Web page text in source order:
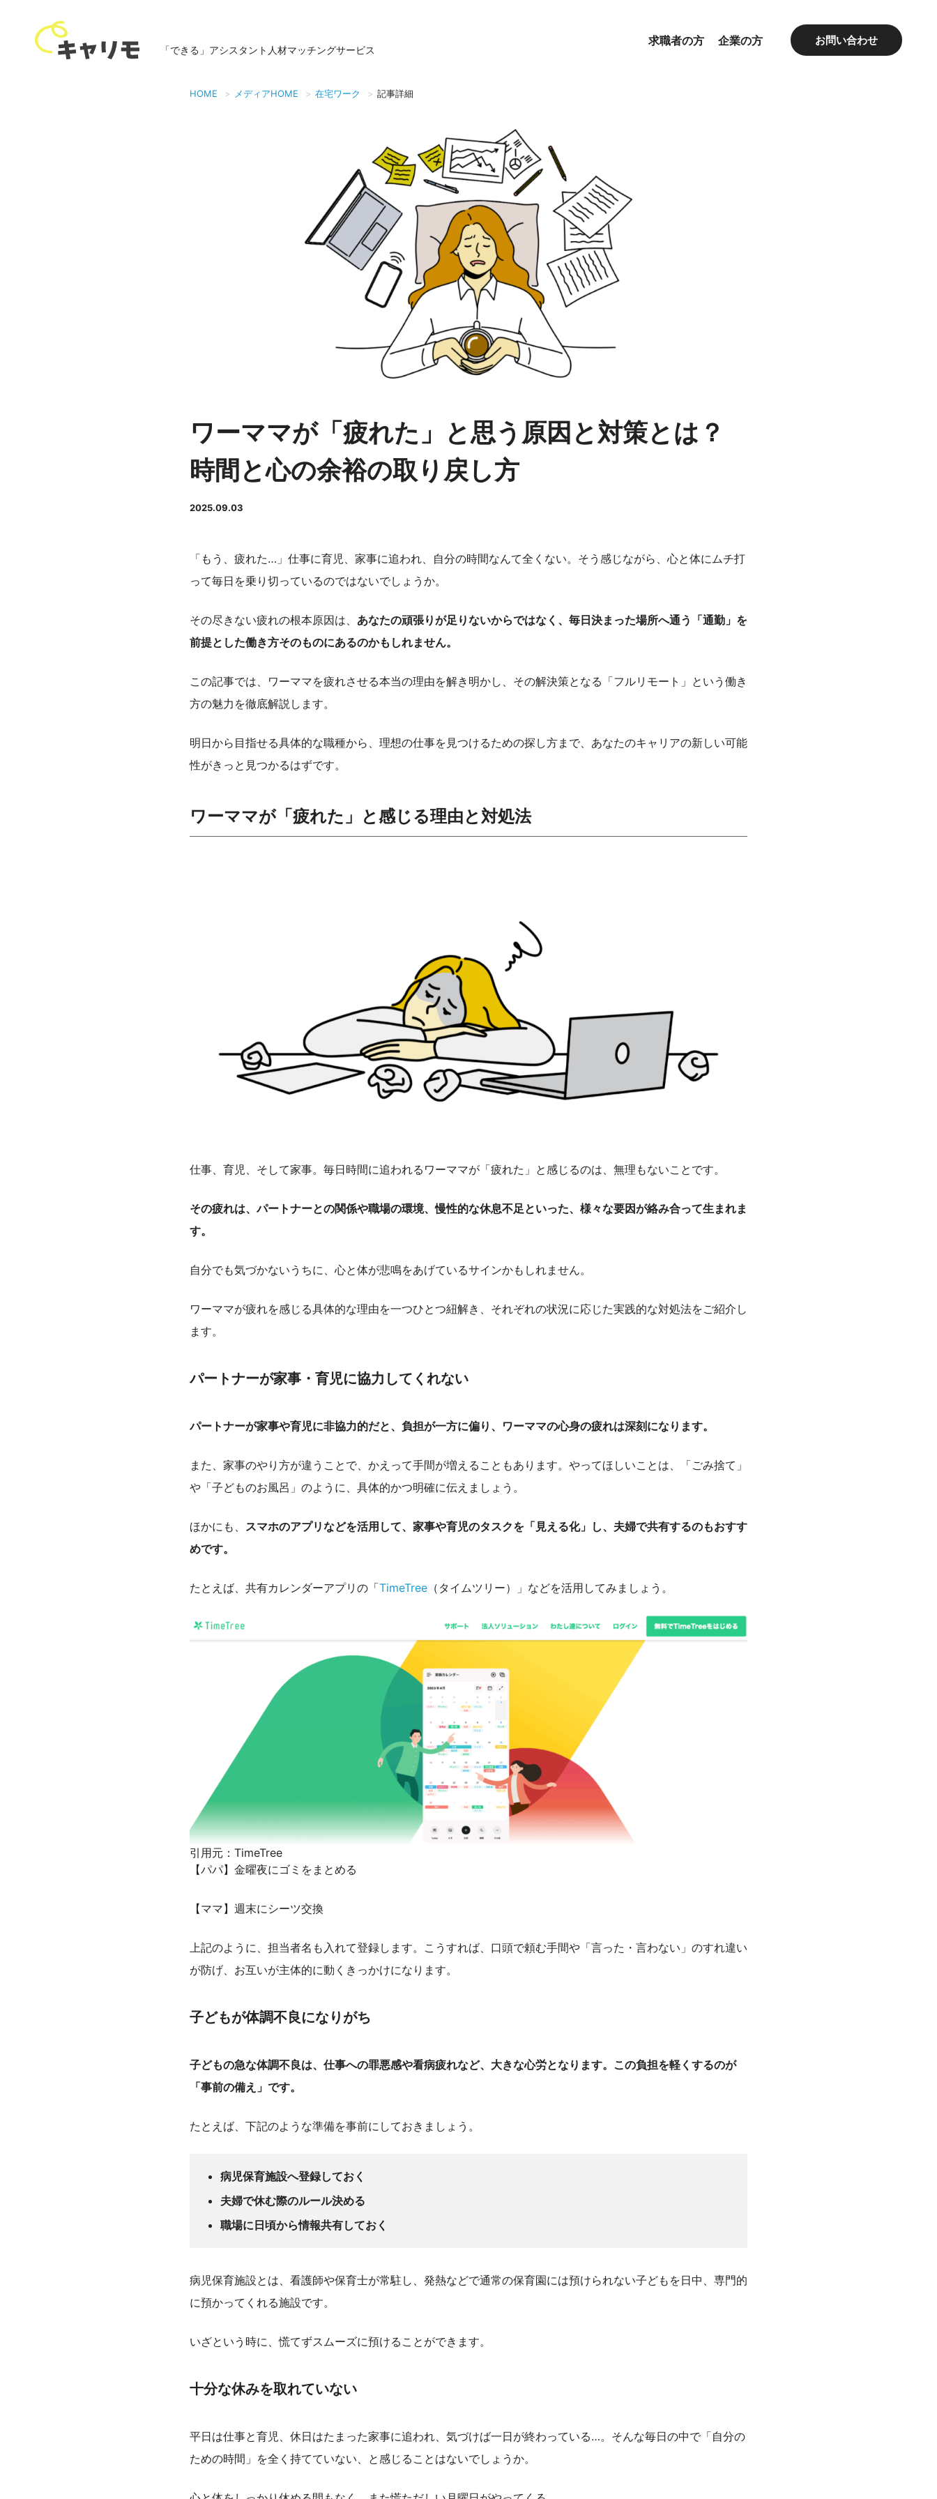
「できる」アシスタント人材マッチングサービス
求職者の方 企業の方 お問い合わせ
HOME メディアHOME 在宅ワーク 記事詳細
ワーママが「疲れた」と思う原因と対策とは？
時間と心の余裕の取り戻し方
2025.09.03
「もう、疲れた…」仕事に育児、家事に追われ、自分の時間なんて全くない。そう感じながら、心と体にムチ打
って毎日を乗り切っているのではないでしょうか。
その尽きない疲れの根本原因は、 あなたの頑張りが足りないからではなく、毎日決まった場所へ通う「通勤」を
前提とした働き方そのものにあるのかもしれません。
この記事では、ワーママを疲れさせる本当の理由を解き明かし、その解決策となる「フルリモート」という働き
方の魅力を徹底解説します。
明日から目指せる具体的な職種から、理想の仕事を見つけるための探し方まで、あなたのキャリアの新しい可能
性がきっと見つかるはずです。
ワーママが「疲れた」と感じる理由と対処法
仕事、育児、そして家事。毎日時間に追われるワーママが「疲れた」と感じるのは、無理もないことです。
その疲れは、パートナーとの関係や職場の環境、慢性的な休息不足といった、様々な要因が絡み合って生まれま
す。
自分でも気づかないうちに、心と体が悲鳴をあげているサインかもしれません。
ワーママが疲れを感じる具体的な理由を一つひとつ紐解き、それぞれの状況に応じた実践的な対処法をご紹介し
ます。
パートナーが家事・育児に協力してくれない
パートナーが家事や育児に非協力的だと、負担が一方に偏り、ワーママの心身の疲れは深刻になります。
また、家事のやり方が違うことで、かえって手間が増えることもあります。やってほしいことは、「ごみ捨て」
や「子どものお風呂」のように、具体的かつ明確に伝えましょう。
ほかにも、 スマホのアプリなどを活用して、家事や育児のタスクを「見える化」し、夫婦で共有するのもおすす
めです。
たとえば、共有カレンダーアプリの「TimeTree （タイムツリー）」などを活用してみましょう。
引用元：TimeTree
【パパ】金曜夜にゴミをまとめる
【ママ】週末にシーツ交換
上記のように、担当者名も入れて登録します。こうすれば、口頭で頼む手間や「言った・言わない」のすれ違い
が防げ、お互いが主体的に動くきっかけになります。
子どもが体調不良になりがち
子どもの急な体調不良は、仕事への罪悪感や看病疲れなど、大きな心労となります。この負担を軽くするのが
「事前の備え」です。
たとえば、下記のような準備を事前にしておきましょう。
病児保育施設へ登録しておく
夫婦で休む際のルール決める
職場に日頃から情報共有しておく
病児保育施設とは、看護師や保育士が常駐し、発熱などで通常の保育園には預けられない子どもを日中、専門的
に預かってくれる施設です。
いざという時に、慌てずスムーズに預けることができます。
十分な休みを取れていない
平日は仕事と育児、休日はたまった家事に追われ、気づけば一日が終わっている…。そんな毎日の中で「自分の
ための時間」を全く持てていない、と感じることはないでしょうか。